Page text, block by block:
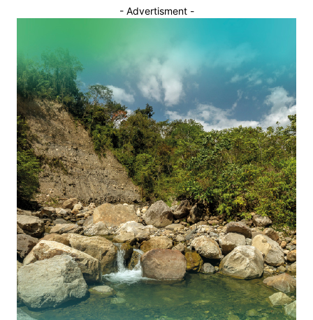
- Advertisment -